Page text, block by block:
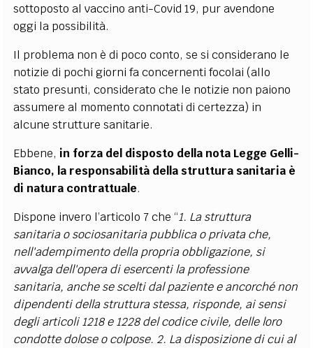
sottoposto al vaccino anti-Covid 19, pur avendone
oggi la possibilità.
Il problema non è di poco conto, se si considerano le
notizie di pochi giorni fa concernenti focolai (allo
stato presunti, considerato che le notizie non paiono
assumere al momento connotati di certezza) in
alcune strutture sanitarie.
Ebbene, in forza del disposto della nota Legge Gelli-
Bianco, la responsabilità della struttura sanitaria è
di natura contrattuale.
Dispone invero l’articolo 7 che “1. La struttura
sanitaria o sociosanitaria pubblica o privata che,
nell'adempimento della propria obbligazione, si
avvalga dell'opera di esercenti la professione
sanitaria, anche se scelti dal paziente e ancorché non
dipendenti della struttura stessa, risponde, ai sensi
degli articoli 1218 e 1228 del codice civile, delle loro
condotte dolose o colpose. 2. La disposizione di cui al